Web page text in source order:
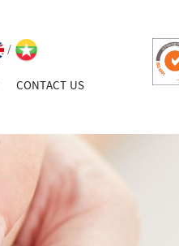
/
CONTACT US